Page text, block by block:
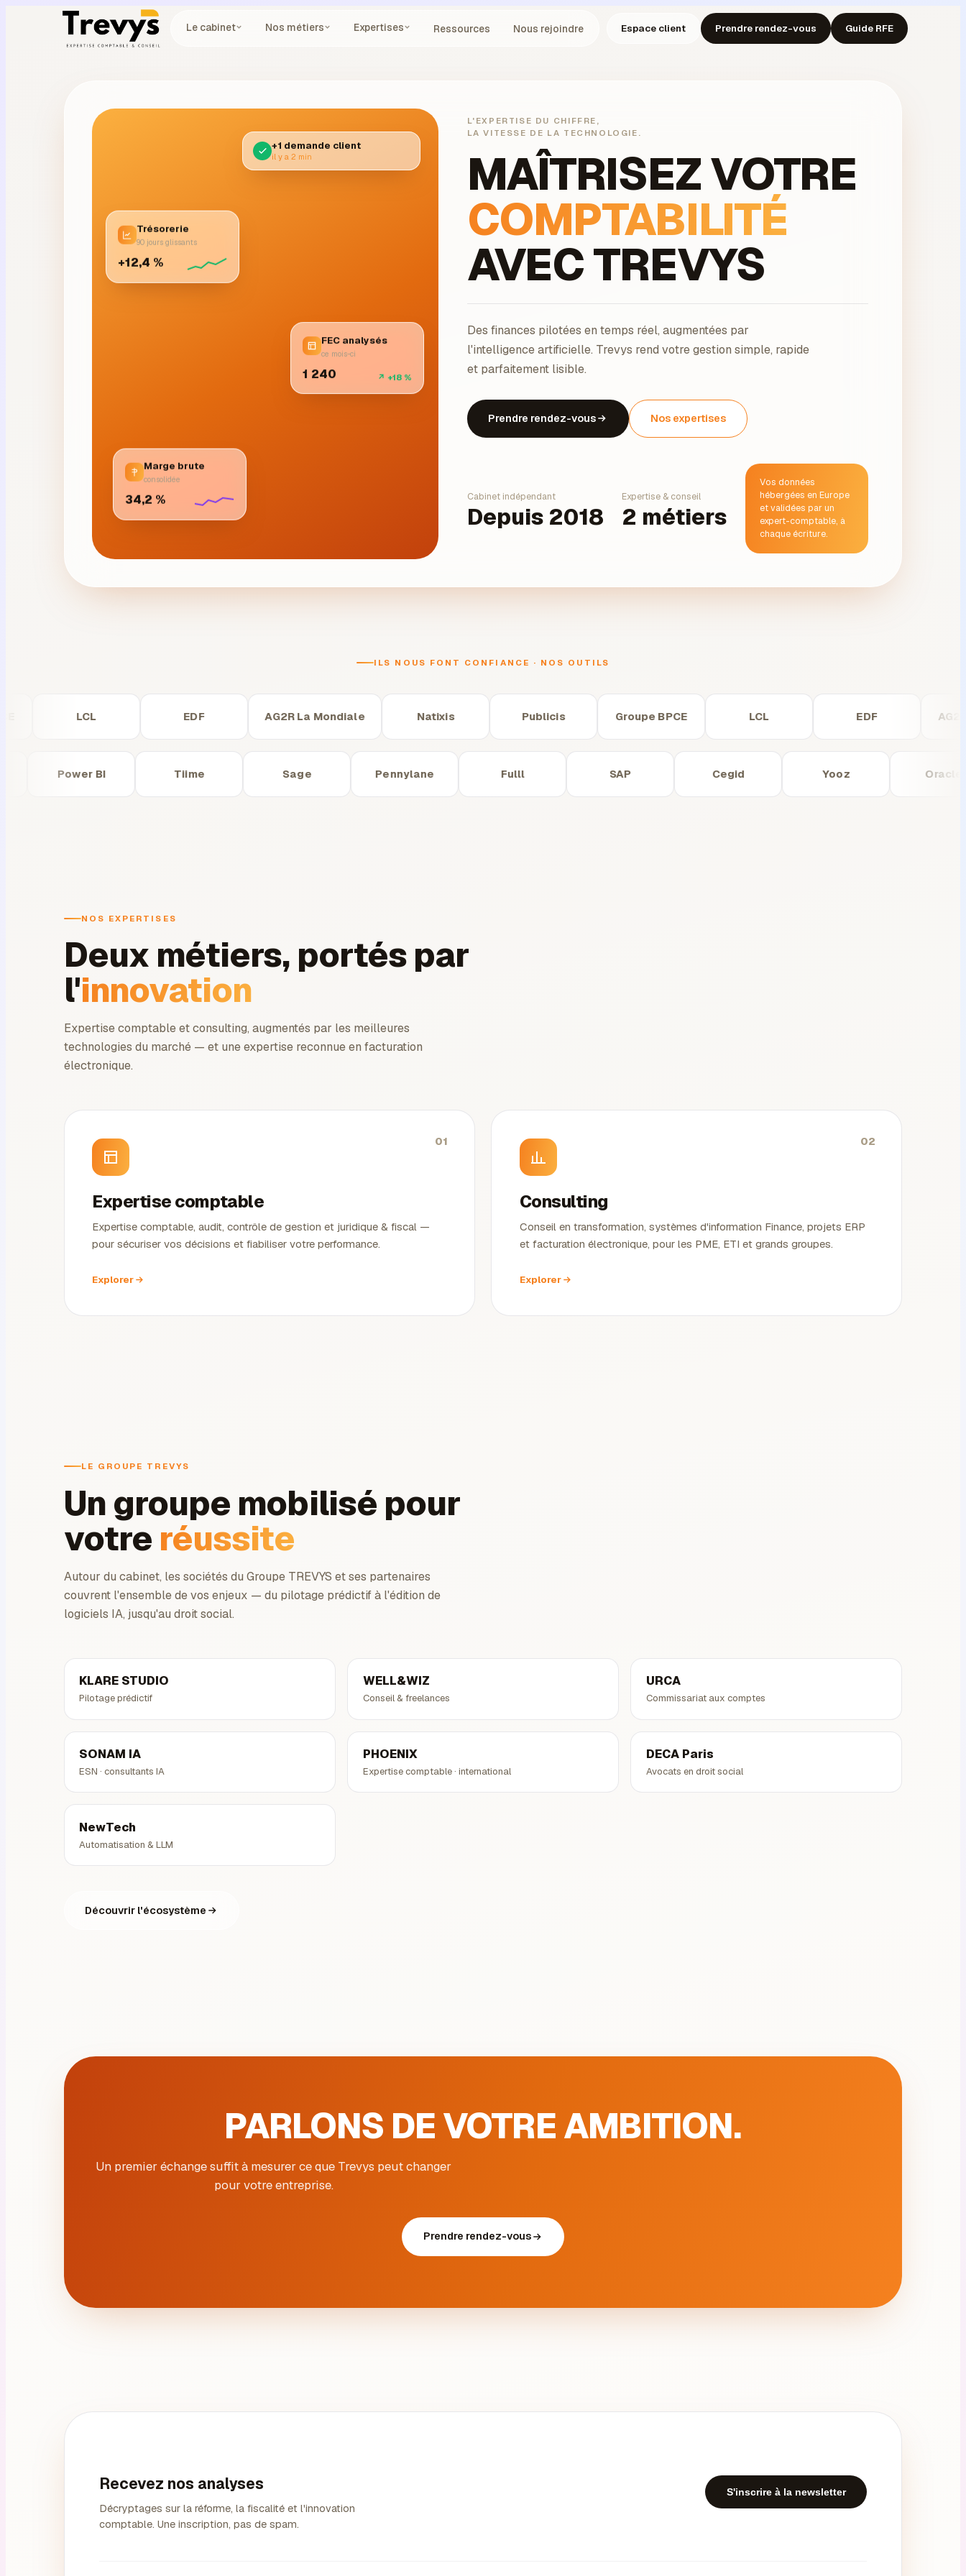
Le cabinet Nos métiers Expertises Ressources Nous rejoindre Espace client Prendre rendez-vous Guide RFE
Trésorerie
90 jours glissants
+12,4 %
FEC analysés
ce mois-ci
1 240 ↗ +18 %
Marge brute
consolidée
34,2 %
+1 demande client
il y a 2 min
L'EXPERTISE DU CHIFFRE,
LA VITESSE DE LA TECHNOLOGIE.
MAÎTRISEZ VOTRE
COMPTABILITÉ
AVEC TREVYS
Des finances pilotées en temps réel, augmentées par
l'intelligence artificielle. Trevys rend votre gestion simple, rapide
et parfaitement lisible.
Prendre rendez-vous Nos expertises
Cabinet indépendant
Depuis 2018
Expertise & conseil
2 métiers
Vos données
hébergées en Europe
et validées par un
expert-comptable, à
chaque écriture.
ILS NOUS FONT CONFIANCE · NOS OUTILS
EDF AG2R La Mondiale Natixis Publicis Groupe BPCE EDF AG2R
Power BI Pennylane
NOS EXPERTISES
Deux métiers, portés par
l'innovation
Expertise comptable et consulting, augmentés par les meilleures
technologies du marché — et une expertise reconnue en facturation
électronique.
01
Expertise comptable
Expertise comptable, audit, contrôle de gestion et juridique & fiscal —
pour sécuriser vos décisions et fiabiliser votre performance.
Explorer
02
Consulting
Conseil en transformation, systèmes d'information Finance, projets ERP
et facturation électronique, pour les PME, ETI et grands groupes.
Explorer
LE GROUPE TREVYS
Un groupe mobilisé pour
votre réussite
Autour du cabinet, les sociétés du Groupe TREVYS et ses partenaires
couvrent l'ensemble de vos enjeux — du pilotage prédictif à l'édition de
logiciels IA, jusqu'au droit social.
KLARE STUDIO
Pilotage prédictif
WELL&WIZ
Conseil & freelances
URCA
Commissariat aux comptes
SONAM IA
ESN · consultants IA
PHOENIX
Expertise comptable · international
DECA Paris
Avocats en droit social
NewTech
Automatisation & LLM
Découvrir l'écosystème
PARLONS DE VOTRE AMBITION.
Un premier échange suffit à mesurer ce que Trevys peut changer
pour votre entreprise.
Prendre rendez-vous
Recevez nos analyses
Décryptages sur la réforme, la fiscalité et l'innovation
comptable. Une inscription, pas de spam.
S'inscrire à la newsletter